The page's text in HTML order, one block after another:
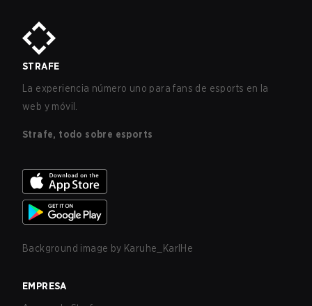
STRAFE
La experiencia número uno para fans de esports en la
web y móvil.
Strafe, todo sobre esports
Background image by Karuhe_KarlHe
EMPRESA